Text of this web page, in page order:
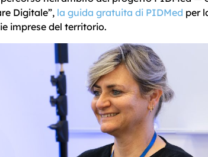
Digitale”, la guida gratuita di PIDMed per
imprese del territorio.